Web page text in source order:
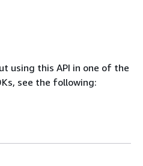
using this API in one of the
see the following: